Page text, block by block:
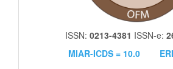
ISSN: 0213-4381 ISSN-e:
MIAR-ICDS = 10.0